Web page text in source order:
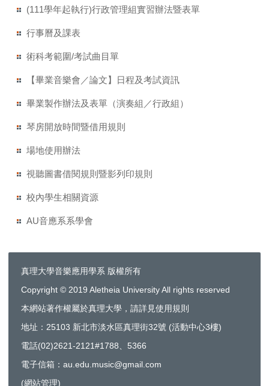
(111學年起執行)行政管理組實習辦法暨表單
行事曆及課表
術科考範圍/考試曲目單
【畢業音樂會／論文】日程及考試資訊
畢業製作辦法及表單（演奏組／行政組）
琴房開放時間暨借用規則
場地使用辦法
視聽圖書借閱規則暨影列印規則
校內學生相關資源
AU音應系系學會
真理大學音樂應用學系 版權所有
Copyright © 2019 Aletheia University All rights reserved
本網站著作權屬於真理大學，請詳見使用規則
地址：25103 新北市淡水區真理街32號 (活動中心3樓)
電話(02)2621-2121#1788、5366
電子信箱：au.edu.music@gmail.com
(網站管理)